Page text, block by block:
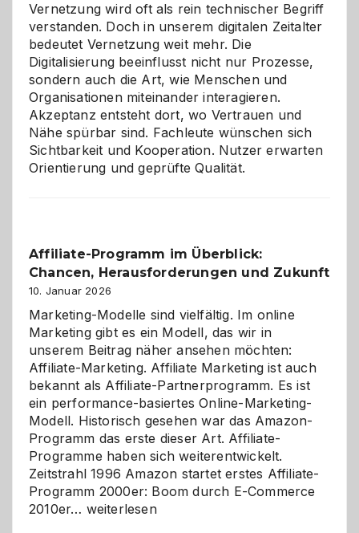
Vernetzung wird oft als rein technischer Begriff
verstanden. Doch in unserem digitalen Zeitalter
bedeutet Vernetzung weit mehr. Die
Digitalisierung beeinflusst nicht nur Prozesse,
sondern auch die Art, wie Menschen und
Organisationen miteinander interagieren.
Akzeptanz entsteht dort, wo Vertrauen und
Nähe spürbar sind. Fachleute wünschen sich
Sichtbarkeit und Kooperation. Nutzer erwarten
Orientierung und geprüfte Qualität.
Affiliate-Programm im Überblick:
Chancen, Herausforderungen und Zukunft
10. Januar 2026
Marketing-Modelle sind vielfältig. Im online
Marketing gibt es ein Modell, das wir in
unserem Beitrag näher ansehen möchten:
Affiliate-Marketing. Affiliate Marketing ist auch
bekannt als Affiliate-Partnerprogramm. Es ist
ein performance-basiertes Online-Marketing-
Modell. Historisch gesehen war das Amazon-
Programm das erste dieser Art. Affiliate-
Programme haben sich weiterentwickelt.
Zeitstrahl 1996 Amazon startet erstes Affiliate-
Programm 2000er: Boom durch E-Commerce
2010er… Affiliate-
weiterlesen